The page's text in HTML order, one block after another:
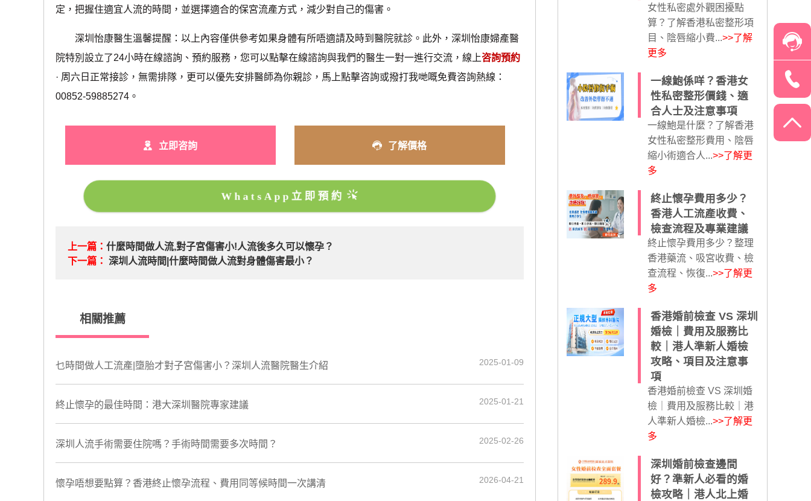
定，把握住適宜人流的時間，並選擇適合的保宮流產方式，減少對自己的傷害。
深圳怡康醫生溫馨提醒：以上內容僅供參考如果身體有所唔適請及時到醫院就診。此外，深圳怡康婦產醫
院特別設立了24小時在線諮詢、預約服務，您可以點擊在線諮詢與我們的醫生一對一進行交流，線上咨詢預約
· ‎周六日正常接診，無需排隊，更可以優先安排醫師為你親診，馬上點擊咨詢或撥打我哋嘅免費咨詢熱線：
00852-59885274。
立即咨詢 了解價格
WhatsApp立即預約
上一篇：什麼時間做人流,對子宮傷害小!人流後多久可以懷孕？
下一篇： 深圳人流時間|什麼時間做人流對身體傷害最小？
相關推薦
乜時間做人工流產|墮胎才對子宮傷害小？深圳人流醫院醫生介紹 2025-01-09
終止懷孕的最佳時間：港大深圳醫院專家建議 2025-01-21
深圳人流手術需要住院嗎？手術時間需要多次時間？ 2025-02-26
懷孕唔想要點算？香港終止懷孕流程、費用同等候時間一次講清 2026-04-21
女性私密處外觀困擾點
算？了解香港私密整形項
目、陰唇縮小費...>>了解
更多
一線鮑係咩？香港女
性私密整形價錢、適
合人士及注意事項
一線鮑是什麼？了解香港
女性私密整形費用、陰唇
縮小術適合人...>>了解更
多
終止懷孕費用多少？
香港人工流產收費、
檢查流程及專業建議
終止懷孕費用多少？整理
香港藥流、吸宮收費、檢
查流程、恢復...>>了解更
多
香港婚前檢查 VS 深圳
婚檢｜費用及服務比
較｜港人準新人婚檢
攻略、項目及注意事
項
香港婚前檢查 VS 深圳婚
檢｜費用及服務比較｜港
人準新人婚檢...>>了解更
多
深圳婚前檢查邊間
好？準新人必看的婚
檢攻略｜港人北上婚